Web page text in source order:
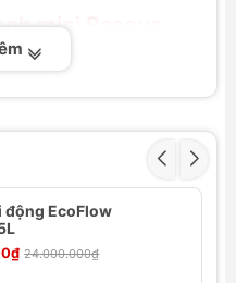
mini Baseus
(6L, làm
động EcoFlow
24.000.000₫